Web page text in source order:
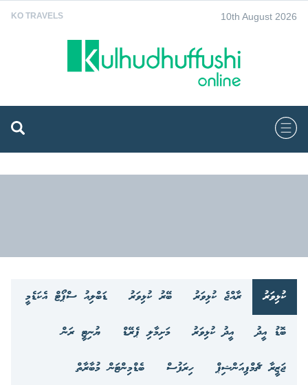
KO TRAVELS 10th August 2026
ކުޅިވަރު ރާއްޖެ ކުޅިވަރު ބޭރު ކުޅިވަރު
ޑަބްލިއު ސްޕޯޓް އެކަޑެމީ
ބޮޑު އީދު
އީދު ކުޅިވަރު މަށިމާލި ޕެރޭޑް
ޔުނިޓީ ރަން
ޖަޒީރާ ޗެމްޕިއަންޝިޕް
ހިރަފުސް
ބެޑްމިންޓަން މުބާރާތް